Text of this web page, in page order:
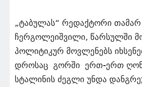
„ტაბულას“ რედაქტორი თამარ
ჩერგოლეიშვილი, წარსულში
პოლიტიკურ მოვლენებს
დროსაც გორში ერთ-ერთ
სტალინის ძეგლი უნდა